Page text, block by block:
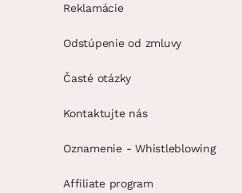
Reklamácie
Odstúpenie od zmluvy
Časté otázky
Kontaktujte nás
Oznamenie - Whistleblowing
Affiliate program